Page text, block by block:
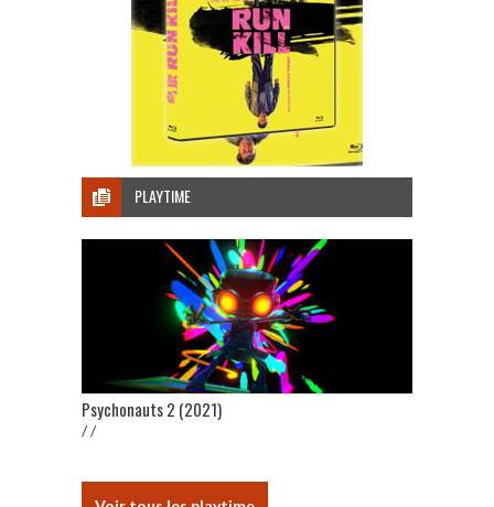
PLAYTIME
Psychonauts 2 (2021)
/ /